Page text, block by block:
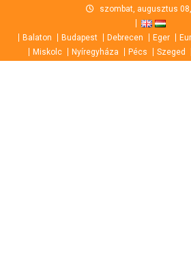
content
szombat, augusztus
Balaton Budapest Debrecen Eger
Miskolc
Nyíregyháza Pécs Szeged